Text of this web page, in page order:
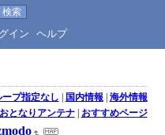
イン ヘルプ
ープ指定なし | 国内情報 | 海外情報
おとなりアンテナ| おすすめページ